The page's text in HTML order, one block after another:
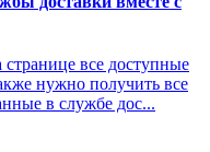
все доступные
нужно получить все
в службе дос...